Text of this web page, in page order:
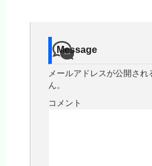
Message
メールアドレスが公開さ
ん。
コメント